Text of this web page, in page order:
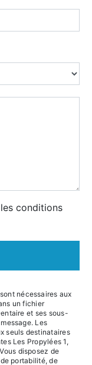
conditions
nécessaires aux
un fichier
et ses sous-
Les
seuls destinataires
Les Propylées 1,
disposez de
portabilité, de